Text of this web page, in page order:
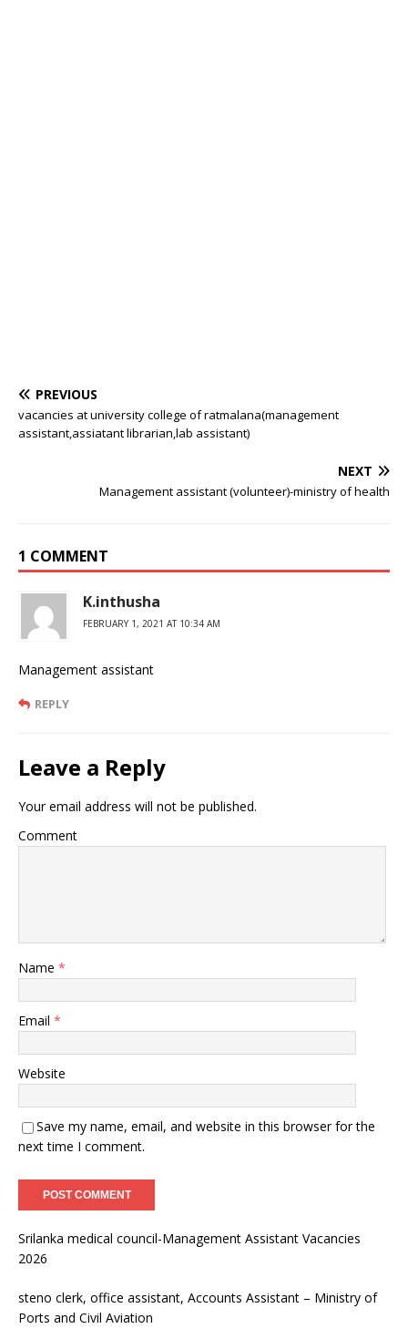
PREVIOUS
vacancies at university college of ratmalana(management
assistant,assiatant librarian,lab assistant)
NEXT
Management assistant (volunteer)-ministry of health
1 COMMENT
K.inthusha
FEBRUARY 1, 2021 AT 10:34 AM
Management assistant
REPLY
Leave a Reply
Your email address will not be published.
Comment
Name *
Email *
Website
Save my name, email, and website in this browser for the
next time I comment.
Srilanka medical council-Management Assistant Vacancies
2026
steno clerk, office assistant, Accounts Assistant – Ministry of
Ports and Civil Aviation